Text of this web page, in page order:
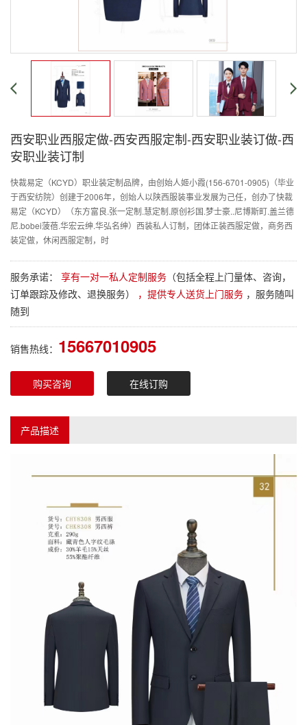
西安职业西服定做-西安西服定制-西安职业装订做-西
安职业装订制
快裁易定（KCYD）职业装定制品牌，由创始人姬小霞(156-6701-0905)（毕业
于西安纺院）创建于2006年，创始人以陕西服装事业发展为己任，创办了快裁
易定（KCYD）（东方富良.张一定制.慧定制.原创衫国.梦士豪..尼博斯町.盖兰德
尼.bobei菠蓓.华宏云绅.华弘名绅）西装私人订制，团体正装西服定做，商务西
装定做，休闲西服定制，时
服务承诺： 享有一对一私人定制服务 （包括全程上门量体、咨询，
订单跟踪及修改、退换服务） ，提供专人送货上门服务 ，服务随叫
随到
销售热线： 15667010905
购买咨询 在线订购
产品描述